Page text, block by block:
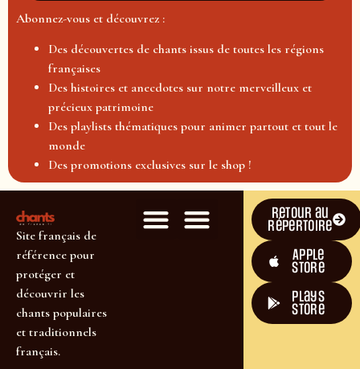
Abonnez-vous et découvrez :
Des découvertes de chants issus de toutes les régions
françaises
Des histoires et anecdotes sur notre merveilleux et
précieux patrimoine
Des playlists thématiques pour animer partout et tout le
monde
Des promotions exclusives sur le shop !
Site français de
référence pour
protéger et
découvrir les
chants populaires
et traditionnels
français.
Retour au
répertoire
Apple
Store
plays
store